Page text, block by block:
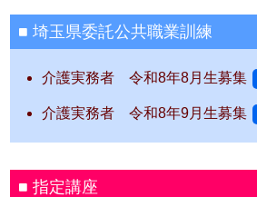
埼玉県委託公共職業訓練
介護実務者 令和8年8月生募集
介護実務者 令和8年9月生募集
指定講座